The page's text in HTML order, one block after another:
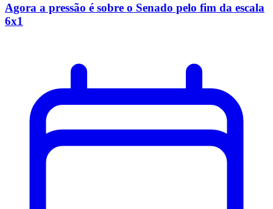
Agora a pressão é sobre o Senado pelo fim da escala
6x1